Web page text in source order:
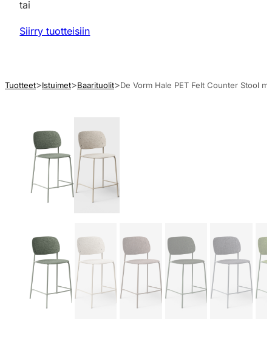
tai
Siirry tuotteisiin
Tuotteet Istuimet Baarituolit De Vorm Hale PET Felt Counter Stool